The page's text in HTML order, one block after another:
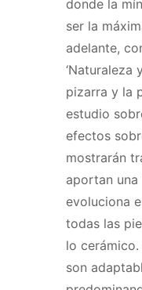
donde la
ser la
adelante,
‘Naturaleza
pizarra y la
estudio
efectos
mostrarán
aportan
evoluciona
todas las
lo
son